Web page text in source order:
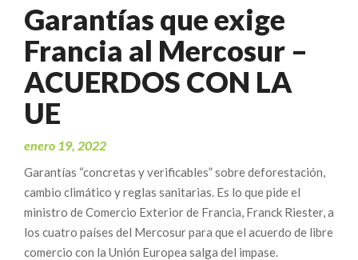
Garantías que exige
Francia al Mercosur –
ACUERDOS CON LA
UE
enero 19, 2022
Garantías “concretas y verificables” sobre deforestación,
cambio climático y reglas sanitarias. Es lo que pide el
ministro de Comercio Exterior de Francia, Franck Riester, a
los cuatro países del Mercosur para que el acuerdo de libre
comercio con la Unión Europea salga del impase.